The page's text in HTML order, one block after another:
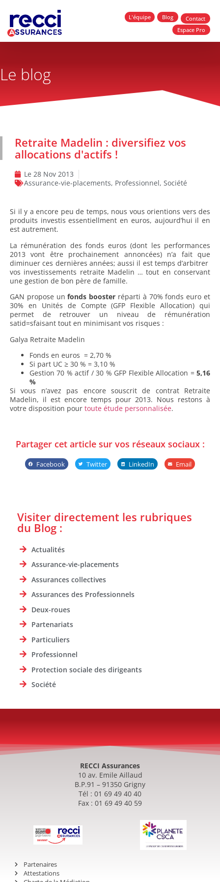
L'équipe Blog
Contact
Espace Pro
Le blog
Retraite Madelin : diversifiez vos
allocations d'actifs !
Le 28 Nov 2013
Assurance-vie-placements, Professionnel, Société
Si il y a encore peu de temps, nous vous orientions vers des
produits investis essentiellment en euros, aujourd’hui il en
est autrement.
La rémunération des fonds euros (dont les performances
2013 vont être prochainement annoncées) n’a fait que
diminuer ces dernières années; aussi il est temps d’arbitrer
vos investissements retraite Madelin … tout en conservant
une gestion de bon père de famille.
GAN propose unfonds booster réparti à 70% fonds euro et
30% en Unités de Compte (GFP Flexible Allocation) qui
permet de retrouver un niveau de rémunération
satid=sfaisant tout en minimisant vos risques :
Galya Retraite Madelin
Fonds en euros = 2,70 %
Si part UC ≥ 30 % = 3,10 %
Gestion 70 % actif / 30 % GFP Flexible Allocation = 5,16
%
Si vous n’avez pas encore souscrit de contrat Retraite
Madelin, il est encore temps pour 2013. Nous restons à
votre disposition pour toute étude personnalisée.
Partager cet article sur vos réseaux sociaux :
Facebook Twitter LinkedIn Email
Visiter directement les rubriques
du Blog :
Actualités
Assurance-vie-placements
Assurances collectives
Assurances des Professionnels
Deux-roues
Partenariats
Particuliers
Professionnel
Protection sociale des dirigeants
Société
RECCI Assurances
10 av. Emile Aillaud
B.P.91 – 91350 Grigny
Tél : 01 69 49 40 40
Fax : 01 69 49 40 59
Partenaires
Attestations